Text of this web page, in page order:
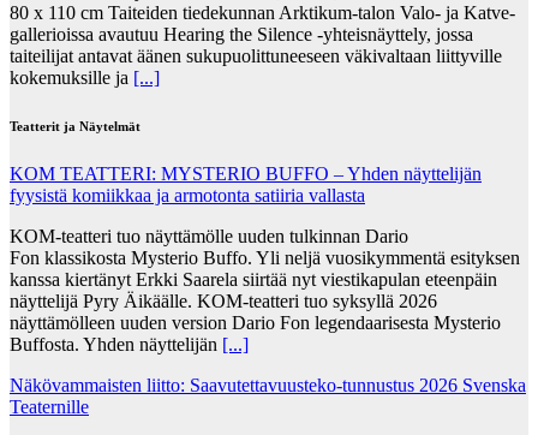
80 x 110 cm Taiteiden tiedekunnan Arktikum-talon Valo- ja Katve-
gallerioissa avautuu Hearing the Silence -yhteisnäyttely, jossa
taiteilijat antavat äänen sukupuolittuneeseen väkivaltaan liittyville
kokemuksille ja [...]
Teatterit ja Näytelmät
KOM TEATTERI: MYSTERIO BUFFO – Yhden näyttelijän
fyysistä komiikkaa ja armotonta satiiria vallasta
KOM-teatteri tuo näyttämölle uuden tulkinnan Dario
Fon klassikosta Mysterio Buffo. Yli neljä vuosikymmentä esityksen
kanssa kiertänyt Erkki Saarela siirtää nyt viestikapulan eteenpäin
näyttelijä Pyry Äikäälle. KOM-teatteri tuo syksyllä 2026
näyttämölleen uuden version Dario Fon legendaarisesta Mysterio
Buffosta. Yhden näyttelijän [...]
Näkövammaisten liitto: Saavutettavuusteko-tunnustus 2026 Svenska
Teaternille